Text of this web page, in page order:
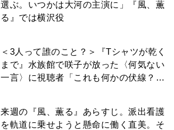
選ぶ。いつかは大河の主演に」『風、薫
る』では横沢役
＜3人って誰のこと？＞『Tシャツが乾く
まで』水族館で咲子が放った〈何気ない
一言〉に視聴者「これも何かの伏線？」
来週の『風、薫る』あらすじ。派出看護
を軌道に乗せようと懸命に働く直美。そ